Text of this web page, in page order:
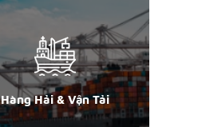
Hàng Hải & Vận Tải